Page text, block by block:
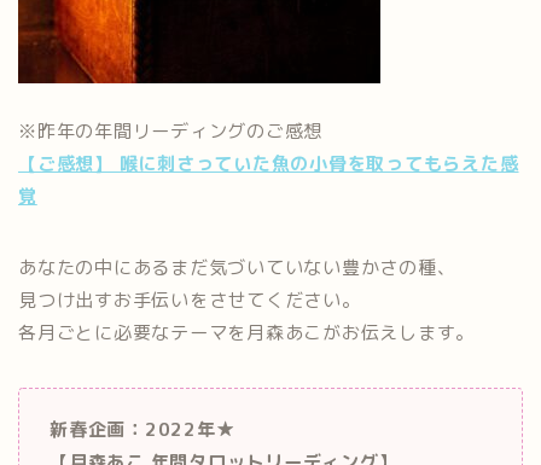
※昨年の年間リーディングのご感想
【ご感想】 喉に刺さっていた魚の小骨を取ってもらえた感
覚
あなたの中にあるまだ気づいていない豊かさの種、
見つけ出すお手伝いをさせてください。
各月ごとに必要なテーマを月森あこがお伝えします。
新春企画：2022年★